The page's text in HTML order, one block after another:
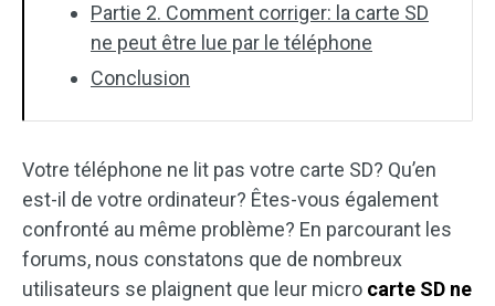
Partie 2. Comment corriger: la carte SD
ne peut être lue par le téléphone
Conclusion
Votre téléphone ne lit pas votre carte SD? Qu’en
est-il de votre ordinateur? Êtes-vous également
confronté au même problème? En parcourant les
forums, nous constatons que de nombreux
utilisateurs se plaignent que leur micro carte SD ne